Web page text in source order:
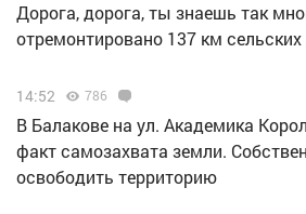
Дорога, дорога, ты знаешь так
отремонтировано 137 км сельских
14:52 786
В Балакове на ул. Академика
факт самозахвата земли.
освободить территорию